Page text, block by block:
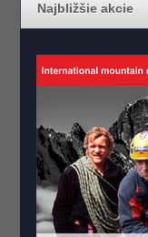
Najbližšie akcie